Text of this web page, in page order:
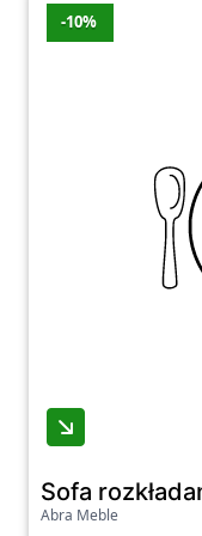
ofertą sof
zakupy na
komfortowe i
wprowadź do
akcent i ciesz
-10%
Sofa
Abra Meble